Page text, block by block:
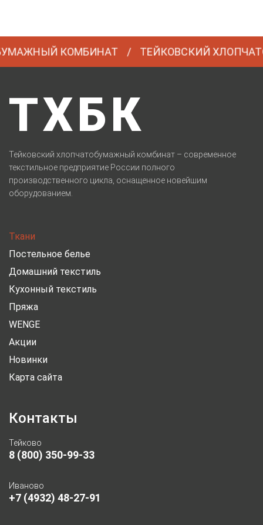
КОМБИНАТ ТЕЙКОВСКИЙ
ТХБК
Тейковский хлопчатобумажный комбинат – современное
текстильное предприятие России полного
производственного цикла, оснащенное новейшим
оборудованием.
Ткани
Постельное белье
Домашний текстиль
Кухонный текстиль
Пряжа
WENGE
Акции
Новинки
Карта сайта
Контакты
Тейково
8 (800) 350-99-33
Иваново
+7 (4932) 48-27-91